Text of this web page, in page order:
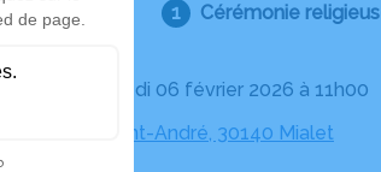
Cérémonie
Le vendredi 06 février 2026 à 11h00
Église Saint-André, 30140 Mialet